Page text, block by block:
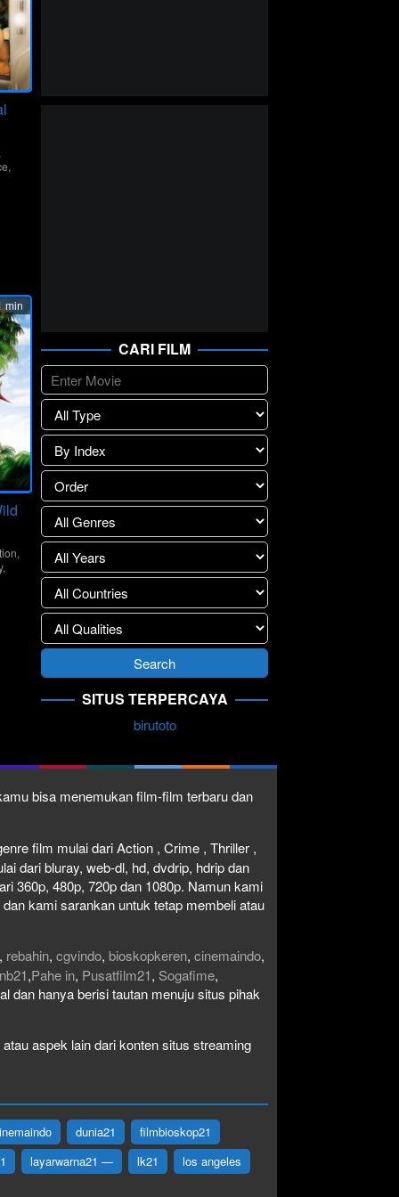
,
min
,
,
CARI FILM
SITUS TERPERCAYA
birutoto
bisa menemukan film-film terbaru dan
film mulai dari Action , Crime , Thriller ,
dari bluray, web-dl, hd, dvdrip, hdrip dan
360p, 480p, 720p dan 1080p. Namun kami
kami sarankan untuk tetap membeli atau
, rebahin, cgvindo, bioskopkeren, cinemaindo,
nb21,Pahe in, Pusatfilm21, Sogafime,
dan hanya berisi tautan menuju situs pihak
aspek lain dari konten situs streaming
dunia21
filmbioskop21
layarwarna21 — lk21 los angeles